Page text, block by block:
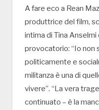
A fare eco a Rean
produttrice del film,
intima di Tina
provocatorio: “Io non
politicamente e
militanza è una di
vivere”. “La vera
continuato – è la